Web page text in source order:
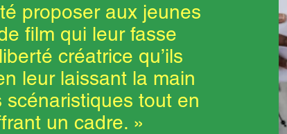
proposer aux jeunes
film qui leur fasse
créatrice qu’ils
leur laissant la main
scénaristiques tout en
un cadre. »